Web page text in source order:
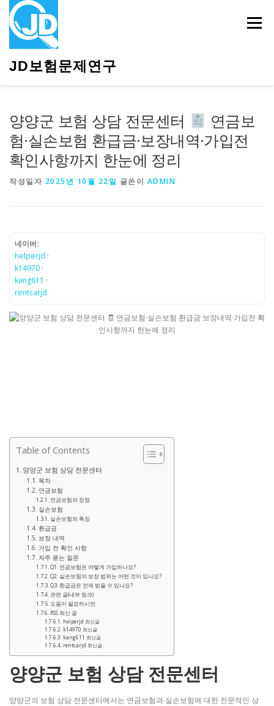
JD보험문제연구
메뉴
양양군 보험 상담 전문센터
연금보
험·실손보험 환급금·보장내역·가입전
확인사항까지 한눈에 정리
작성일자 2025년 10월 22일 글쓴이 ADMIN
네이버:
helperjd ·
k14970 ·
kang611 ·
rentcarjd
Table of Contents
양양군 보험 상담 전문센터
목차
연금보험
연금보험의 장점
실손보험
실손보험의 특징
환급금
보장 내역
가입 전 확인 사항
자주 묻는 질문
Q1: 연금보험은 어떻게 가입하나요?
Q2: 실손보험의 보장 범위는 어떤 것이 있나요?
Q3: 환급금은 언제 받을 수 있나요?
관련 글(내부 링크)
도움이 필요하시면
RSS 최신 글
helperjd 최신글
k14970 최신글
kang611 최신글
rentcarjd 최신글
양양군 보험 상담 전문센터
양양군의 보험 상담 전문센터에서는 연금보험과 실손보험에 대한 전문적인 상